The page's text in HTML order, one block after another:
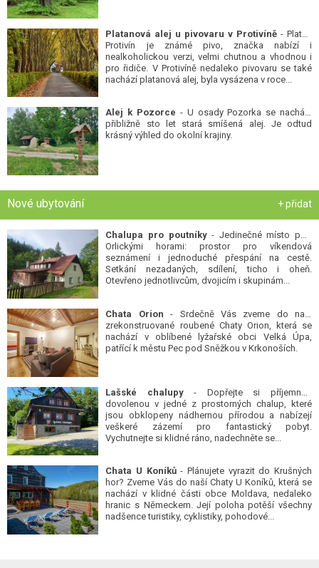
Platanová alej u pivovaru v Protivíně - Platan
Protivín je známé pivo, značka nabízí i
nealkoholickou verzi, velmi chutnou a vhodnou i
pro řidiče. V Protivíně nedaleko pivovaru se také
nachází platanová alej, byla vysázena v roce...
Alej k Pozorce - U osady Pozorka se nachází
přibližně sto let stará smíšená alej. Je odtud
krásný výhled do okolní krajiny.
Nové ubytování + přidat
Chalupa pro poutníky- Jedinečné místo pod
Orlickými horami: prostor pro víkendová
seznámení i jednoduché přespání na cestě.
Setkání nezadaných, sdílení, ticho i oheň.
Otevřeno jednotlivcům, dvojicím i skupinám...
Chata Orion - Srdečně Vás zveme do naší
zrekonstruované roubené Chaty Orion, která se
nachází v oblíbené lyžařské obci Velká Úpa,
patřící k městu Pec pod Sněžkou v Krkonoších.
Lašské chalupy- Dopřejte si příjemnou
dovolenou v jedné z prostorných chalup, které
jsou obklopeny nádhernou přírodou a nabízejí
veškeré zázemí pro fantastický pobyt.
Vychutnejte si klidné ráno, nadechněte se...
Chata U Koníků- Plánujete vyrazit do Krušných
hor? Zveme Vás do naší Chaty U Koníků, která se
nachází v klidné části obce Moldava, nedaleko
hranic s Německem. Její poloha potěší všechny
nadšence turistiky, cyklistiky, pohodové...